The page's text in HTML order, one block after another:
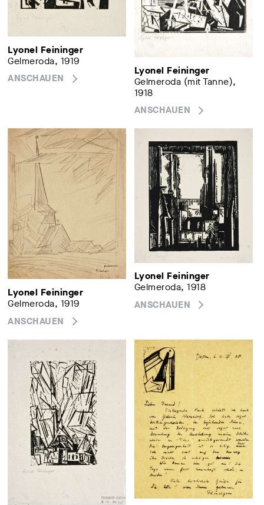
Lyonel Feininger
Gelmeroda, 1919
ANSCHAUEN
Lyonel Feininger
Gelmeroda (mit Tanne),
1918
ANSCHAUEN
Lyonel Feininger
Gelmeroda, 1919
ANSCHAUEN
Lyonel Feininger
Gelmeroda, 1918
ANSCHAUEN